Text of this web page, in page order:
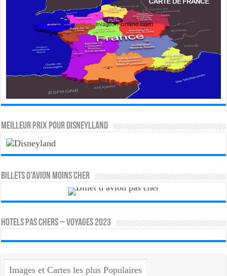
MEILLEUR PRIX POUR DISNEYLLAND
Billets d’avion moins cher
HOTELS PAS CHERS – VOYAGES 2023
Images et Cartes les plus Populaires